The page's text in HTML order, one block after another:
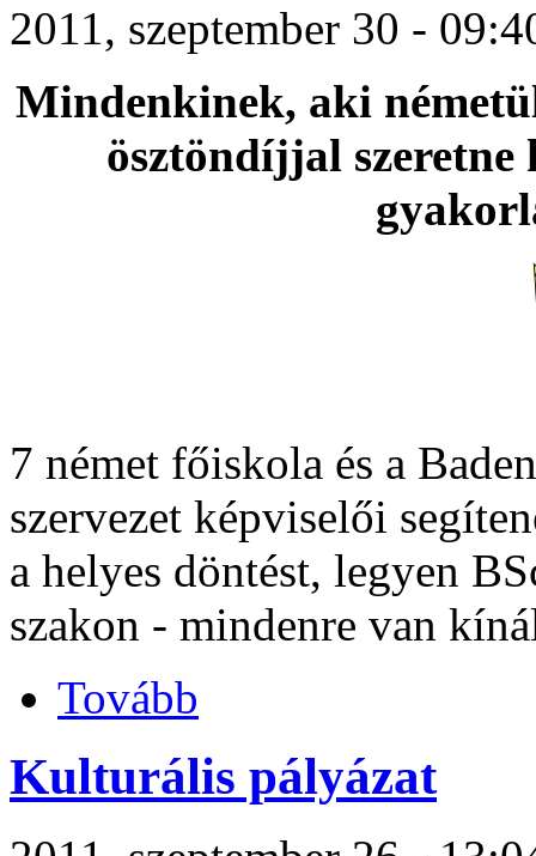
2011, szeptember 30 -
Mindenkinek, aki
ösztöndíjjal
7 német főiskola és a
szervezet képviselői
a helyes döntést, legyen
szakon - mindenre van
Tovább
Kulturális pályázat